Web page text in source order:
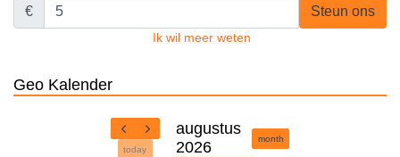
€ Steun ons
Ik wil meer weten
Geo Kalender
today
augustus
2026
month